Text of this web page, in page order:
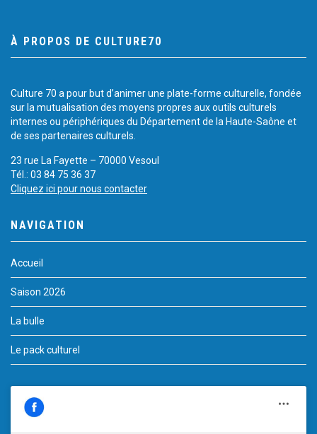
À PROPOS DE CULTURE70
Culture 70 a pour but d’animer une plate-forme culturelle, fondée
sur la mutualisation des moyens propres aux outils culturels
internes ou périphériques du Département de la Haute-Saône et
de ses partenaires culturels.
23 rue La Fayette – 70000 Vesoul
Tél.: 03 84 75 36 37
Cliquez ici pour nous contacter
NAVIGATION
Accueil
Saison 2026
La bulle
Le pack culturel